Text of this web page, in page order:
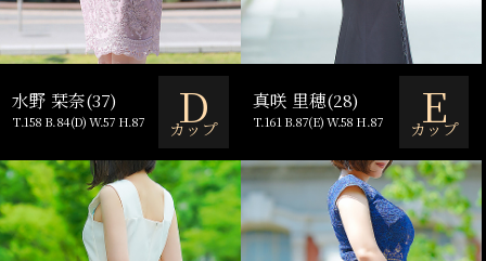
水野 栞奈(37)
T.158 B.84(D) W.57 H.87 D
カップ
真咲 里穂(28)
T.161 B.87(E) W.58 H.87 E
カップ